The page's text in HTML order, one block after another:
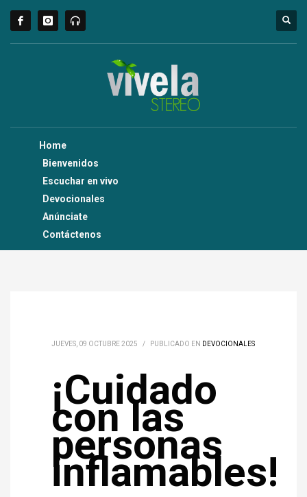
Home
Bienvenidos
Escuchar en vivo
Devocionales
Anúnciate
Contáctenos
JUEVES, 09 OCTUBRE 2025 / PUBLICADO EN DEVOCIONALES
¡Cuidado
con las
personas
inflamables!